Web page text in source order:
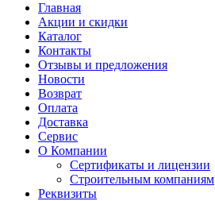
Главная
Акции и скидки
Каталог
Контакты
Отзывы и предложения
Новости
Возврат
Оплата
Доставка
Сервис
О Компании
Сертификаты и лицензии
Строительным компаниям
Реквизиты